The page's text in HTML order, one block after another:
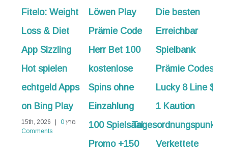
Weight
& Diet
Apps
Play
מרץ 15th, 20260
Löwen Play
Prämie Code
Herr Bet 100
kostenlose
Spins ohne
Einzahlung
100 Spielsaal
Promo +150
Die besten
Erreichbar
Spielbank
Prämie Codes
Lucky 8 Line $
1 Kaution
Tagesordnungspunkt
Verkettete
50 Freispiele
bloß
Sofort
erhältlich
No